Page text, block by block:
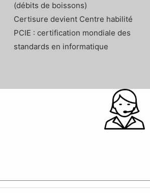
(débits de boissons)
Certisure devient Centre habilité
PCIE : certification mondiale des
standards en informatique